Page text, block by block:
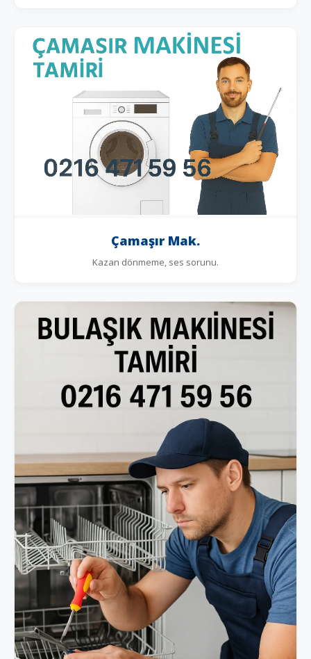
Çamaşır Mak.
Kazan dönmeme, ses sorunu.